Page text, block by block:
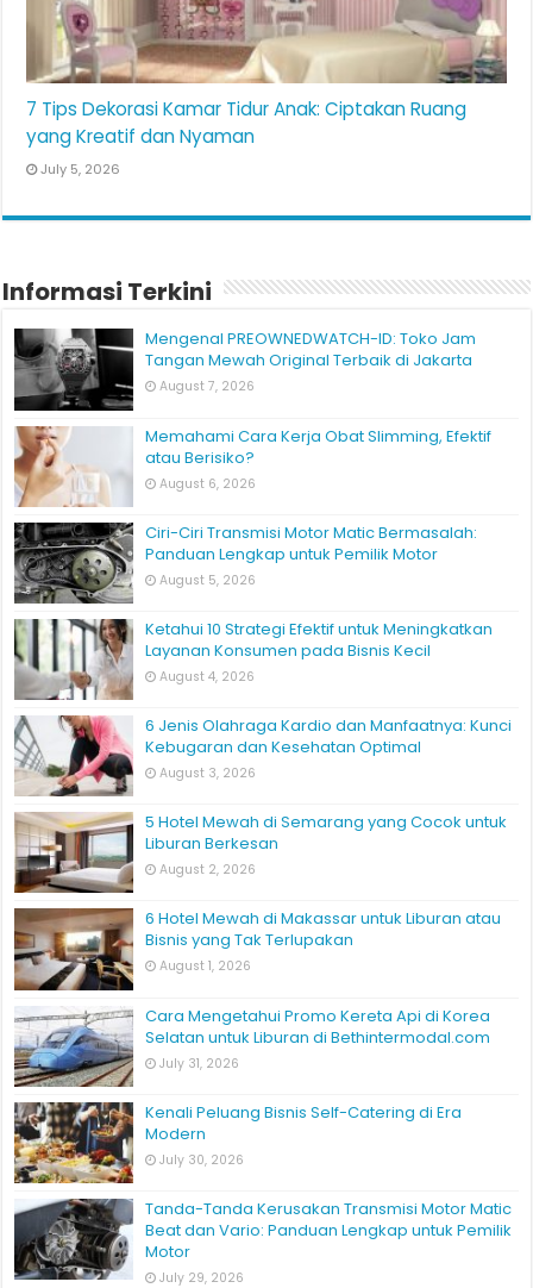
7 Tips Dekorasi Kamar Tidur Anak: Ciptakan Ruang
yang Kreatif dan Nyaman
July 5, 2026
Informasi Terkini
Mengenal PREOWNEDWATCH-ID: Toko Jam
Tangan Mewah Original Terbaik di Jakarta
August 7, 2026
Memahami Cara Kerja Obat Slimming, Efektif
atau Berisiko?
August 6, 2026
Ciri-Ciri Transmisi Motor Matic Bermasalah:
Panduan Lengkap untuk Pemilik Motor
August 5, 2026
Ketahui 10 Strategi Efektif untuk Meningkatkan
Layanan Konsumen pada Bisnis Kecil
August 4, 2026
6 Jenis Olahraga Kardio dan Manfaatnya: Kunci
Kebugaran dan Kesehatan Optimal
August 3, 2026
5 Hotel Mewah di Semarang yang Cocok untuk
Liburan Berkesan
August 2, 2026
6 Hotel Mewah di Makassar untuk Liburan atau
Bisnis yang Tak Terlupakan
August 1, 2026
Cara Mengetahui Promo Kereta Api di Korea
Selatan untuk Liburan di Bethintermodal.com
July 31, 2026
Kenali Peluang Bisnis Self-Catering di Era
Modern
July 30, 2026
Tanda-Tanda Kerusakan Transmisi Motor Matic
Beat dan Vario: Panduan Lengkap untuk Pemilik
Motor
July 29, 2026